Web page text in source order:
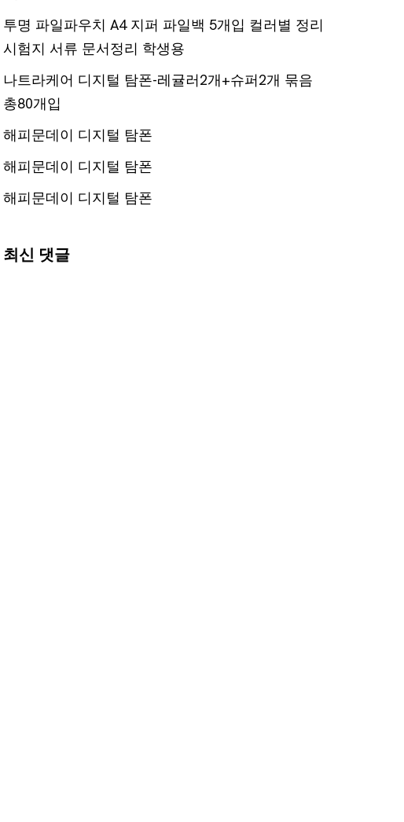
투명 파일파우치 A4 지퍼 파일백 5개입 컬러별 정리
시험지 서류 문서정리 학생용
나트라케어 디지털 탐폰-레귤러2개+슈퍼2개 묶음
총80개입
해피문데이 디지털 탐폰
해피문데이 디지털 탐폰
해피문데이 디지털 탐폰
최신 댓글